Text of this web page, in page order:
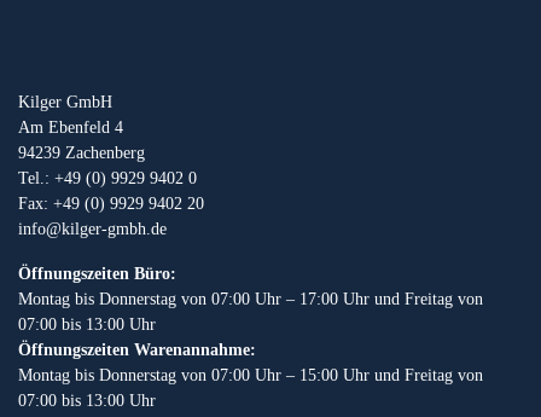
Kilger GmbH
Am Ebenfeld 4
94239 Zachenberg
Tel.: +49 (0) 9929 9402 0
Fax: +49 (0) 9929 9402 20
info@kilger-gmbh.de
Öffnungszeiten Büro:
Montag bis Donnerstag von 07:00 Uhr – 17:00 Uhr und Freitag von
07:00 bis 13:00 Uhr
Öffnungszeiten Warenannahme:
Montag bis Donnerstag von 07:00 Uhr – 15:00 Uhr und Freitag von
07:00 bis 13:00 Uhr